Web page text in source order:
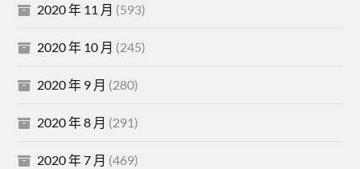
2020 年 11 月 (593)
2020 年 10 月 (245)
2020 年 9 月 (280)
2020 年 8 月 (291)
2020 年 7 月 (469)